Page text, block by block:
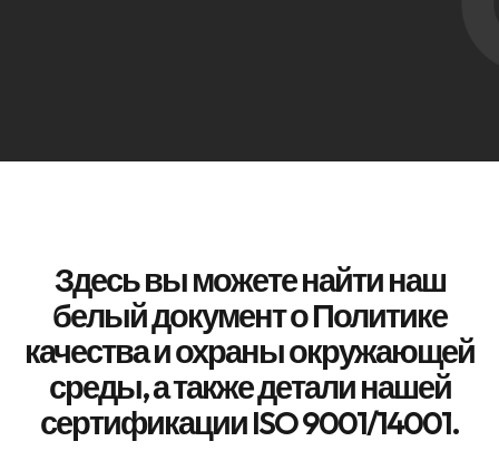
Здесь вы можете найти наш
белый документ о Политике
качества и охраны окружающей
среды, а также детали нашей
сертификации ISO 9001/14001.